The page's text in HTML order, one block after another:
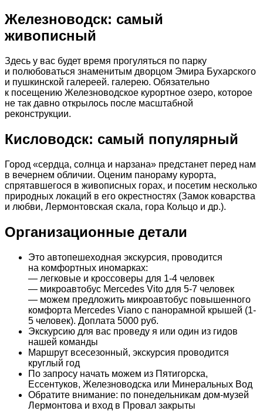
Железноводск: самый
живописный
Здесь у вас будет время прогуляться по парку
и полюбоваться знаменитым дворцом Эмира Бухарского
и пушкинской галереей. галерею. Обязательно
к посещению Железноводское курортное озеро, которое
не так давно открылось после масштабной
реконструкции.
Кисловодск: самый популярный
Город «сердца, солнца и нарзана» предстанет перед нам
в вечернем обличии. Оценим панораму курорта,
спрятавшегося в живописных горах, и посетим несколько
природных локаций в его окрестностях (Замок коварства
и любви, Лермонтовская скала, гора Кольцо и др.).
Организационные детали
Это автопешеходная экскурсия, проводится
на комфортных иномарках:
— легковые и кроссоверы для 1-4 человек
— микроавтобус Mercedes Vito для 5-7 человек
— можем предложить микроавтобус повышенного
комфорта Mercedes Viano с панорамной крышей (1-
5 человек). Доплата 5000 руб.
Экскурсию для вас проведу я или один из гидов
нашей команды
Маршрут всесезонный, экскурсия проводится
круглый год
По запросу начать можем из Пятигорска,
Ессентуков, Железноводска или Минеральных Вод
Обратите внимание: по понедельникам дом-музей
Лермонтова и вход в Провал закрыты